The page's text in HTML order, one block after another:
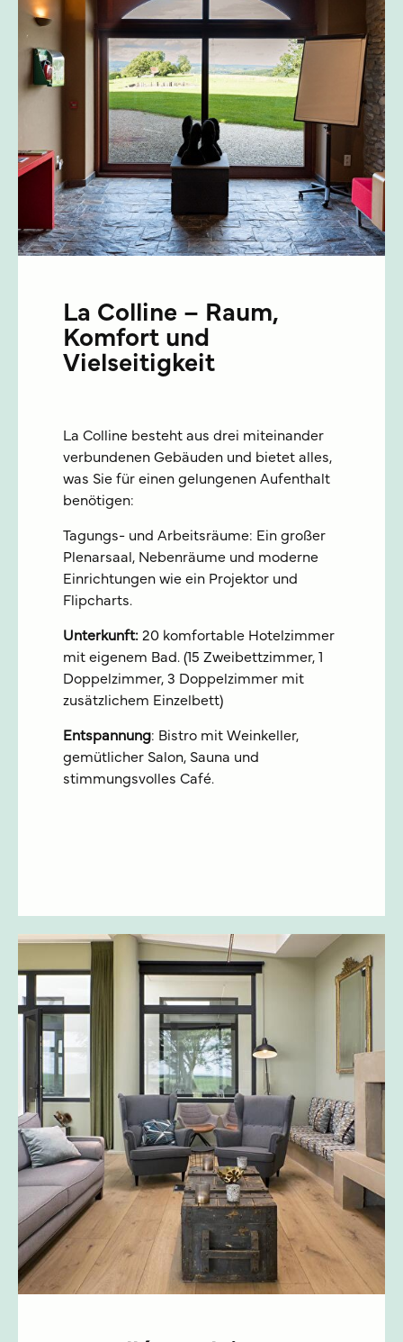
La Colline – Raum,
Komfort und
Vielseitigkeit
La Colline besteht aus drei miteinander
verbundenen Gebäuden und bietet alles,
was Sie für einen gelungenen Aufenthalt
benötigen:
Tagungs- und Arbeitsräume: Ein großer
Plenarsaal, Nebenräume und moderne
Einrichtungen wie ein Projektor und
Flipcharts.
Unterkunft: 20 komfortable Hotelzimmer
mit eigenem Bad. (15 Zweibettzimmer, 1
Doppelzimmer, 3 Doppelzimmer mit
zusätzlichem Einzelbett)
Entspannung: Bistro mit Weinkeller,
gemütlicher Salon, Sauna und
stimmungsvolles Café.